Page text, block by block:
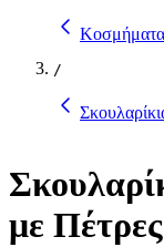
Κοσμήματα
/
με Πέτρες